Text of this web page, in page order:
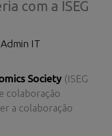
com a ISEG
Admin IT
Society (ISEG
colaboração
a colaboração